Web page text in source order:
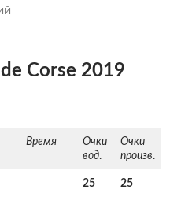
Corse 2019
Время
Очки
вод.
Очки
произв.
25 25